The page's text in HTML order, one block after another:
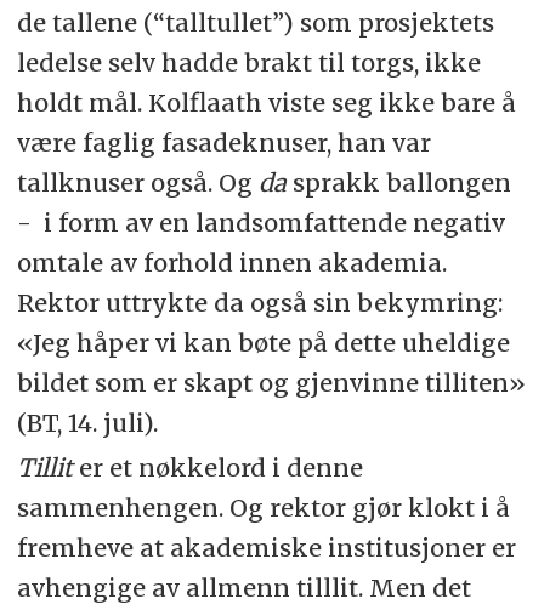
de tallene (“talltullet”) som prosjektets
ledelse selv hadde brakt til torgs, ikke
holdt mål. Kolflaath viste seg ikke bare å
være faglig fasadeknuser, han var
tallknuser også. Og dasprakk ballongen
- i form av en landsomfattende negativ
omtale av forhold innen akademia.
Rektor uttrykte da også sin bekymring:
«Jeg håper vi kan bøte på dette uheldige
bildet som er skapt og gjenvinne tilliten»
(BT, 14. juli).
Tilliter et nøkkelord i denne
sammenhengen. Og rektor gjør klokt i å
fremheve at akademiske institusjoner er
avhengige av allmenn tilllit. Men det